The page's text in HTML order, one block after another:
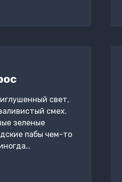
свет,
смех.
зеленые
пабы чем-то